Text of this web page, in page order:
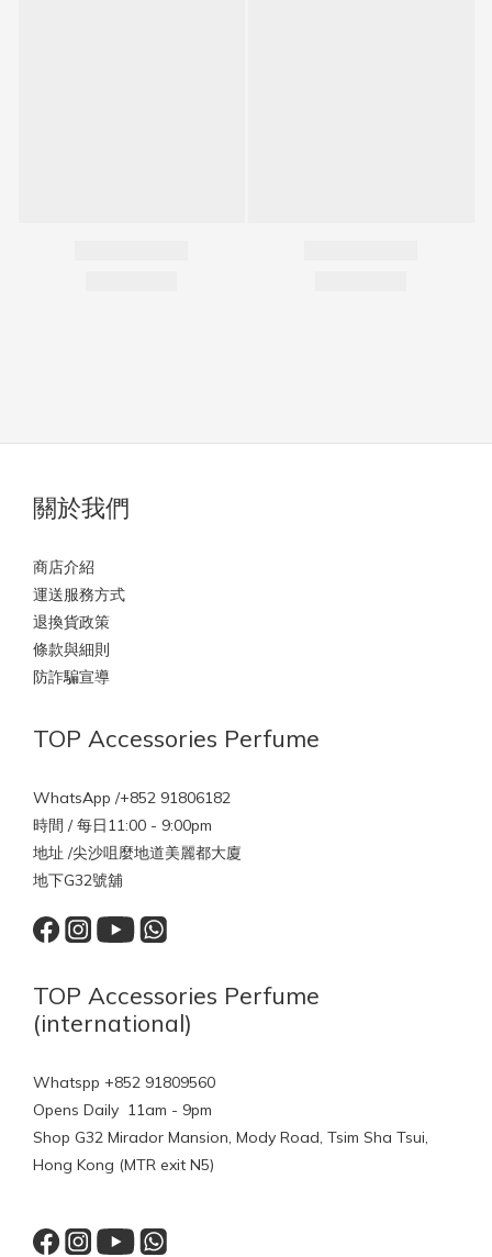
關於我們
商店介紹
運送服務方式
退換貨政策
條款與細則
防詐騙宣導
TOP Accessories Perfume
WhatsApp /+852 91806182
時間 / 每日11:00 - 9:00pm
地址 /尖沙咀麼地道美麗都大廈
地下G32號舖
TOP Accessories Perfume
(international)
Whatspp +852 91809560
Opens Daily 11am - 9pm
Shop G32 Mirador Mansion, Mody Road, Tsim Sha Tsui,
Hong Kong (MTR exit N5)